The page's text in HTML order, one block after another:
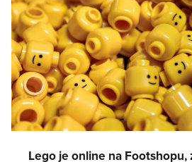
Lego je online na Footshopu,